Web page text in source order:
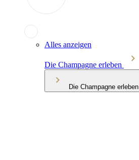
Alles anzeigen
Die Champagne erleben
Die Champagne erleben